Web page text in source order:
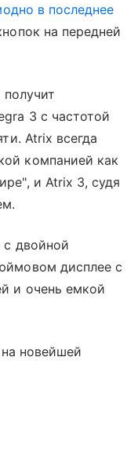
в последнее
на передней
3 с частотой
Atrix всегда
компанией как
и Atrix 3, судя
двойной
дисплее с
и очень емкой
новейшей